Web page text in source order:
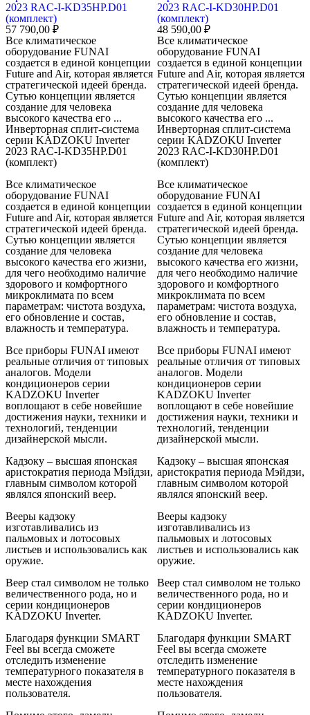
2023 RAC-I-KD35HP.D01
(комплект)
57 790,00 ₽
Все климатическое
оборудование FUNAI
создается в единой концепции
Future and Air, которая является
стратегической идеей бренда.
Сутью концепции является
создание для человека
высокого качества его ...
Инверторная сплит-система
серии KADZOKU Inverter
2023 RAC-I-KD35HP.D01
(комплект)
Все климатическое
оборудование FUNAI
создается в единой концепции
Future and Air, которая является
стратегической идеей бренда.
Сутью концепции является
создание для человека
высокого качества его жизни,
для чего необходимо наличие
здорового и комфортного
микроклимата по всем
параметрам: чистота воздуха,
его обновление и состав,
влажность и температура.
Все приборы FUNAI имеют
реальные отличия от типовых
аналогов. Модели
кондиционеров серии
KADZOKU Inverter
воплощают в себе новейшие
достижения науки, техники и
технологий, тенденции
дизайнерской мысли.
Кадзоку – высшая японская
аристократия периода Мэйдзи,
главным символом которой
являлся японский веер.
Вееры кадзоку
изготавливались из
пальмовых и лотосовых
листьев и использовались как
оружие.
Веер стал символом не только
величественного рода, но и
серии кондиционеров
KADZOKU Inverter.
Благодаря функции SMART
Feel вы всегда сможете
отследить изменение
температурного показателя в
месте нахождения
пользователя.
2023 RAC-I-KD30HP.D01
(комплект)
48 590,00 ₽
Все климатическое
оборудование FUNAI
создается в единой концепции
Future and Air, которая является
стратегической идеей бренда.
Сутью концепции является
создание для человека
высокого качества его ...
Инверторная сплит-система
серии KADZOKU Inverter
2023 RAC-I-KD30HP.D01
(комплект)
Все климатическое
оборудование FUNAI
создается в единой концепции
Future and Air, которая является
стратегической идеей бренда.
Сутью концепции является
создание для человека
высокого качества его жизни,
для чего необходимо наличие
здорового и комфортного
микроклимата по всем
параметрам: чистота воздуха,
его обновление и состав,
влажность и температура.
Все приборы FUNAI имеют
реальные отличия от типовых
аналогов. Модели
кондиционеров серии
KADZOKU Inverter
воплощают в себе новейшие
достижения науки, техники и
технологий, тенденции
дизайнерской мысли.
Кадзоку – высшая японская
аристократия периода Мэйдзи,
главным символом которой
являлся японский веер.
Вееры кадзоку
изготавливались из
пальмовых и лотосовых
листьев и использовались как
оружие.
Веер стал символом не только
величественного рода, но и
серии кондиционеров
KADZOKU Inverter.
Благодаря функции SMART
Feel вы всегда сможете
отследить изменение
температурного показателя в
месте нахождения
пользователя.